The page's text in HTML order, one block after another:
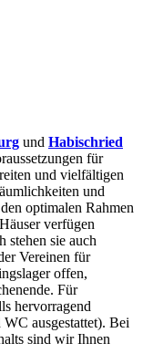
und Habischried
für
und vielfältigen
und
optimalen Rahmen
verfügen
stehen sie auch
Vereinen für
offen,
Für
hervorragend
ausgestattet). Bei
sind wir Ihnen